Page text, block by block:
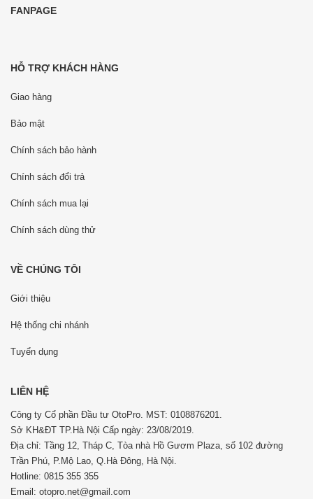
FANPAGE
HỖ TRỢ KHÁCH HÀNG
Giao hàng
Bảo mật
Chính sách bảo hành
Chính sách đổi trả
Chính sách mua lại
Chính sách dùng thử
VỀ CHÚNG TÔI
Giới thiệu
Hệ thống chi nhánh
Tuyển dụng
LIÊN HỆ
Công ty Cổ phần Đầu tư OtoPro. MST: 0108876201.
Sở KH&ĐT TP.Hà Nội Cấp ngày: 23/08/2019.
Địa chỉ: Tầng 12, Tháp C, Tòa nhà Hồ Gươm Plaza, số 102 đường
Trần Phú, P.Mộ Lao, Q.Hà Đông, Hà Nội.
Hotline: 0815 355 355
Email: otopro.net@gmail.com